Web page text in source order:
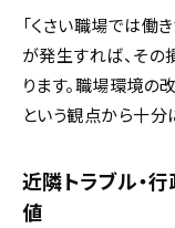
「くさい職場では働
が発生すれば、そ
ります。職場環境の
という観点から十分
近隣トラブル・
値